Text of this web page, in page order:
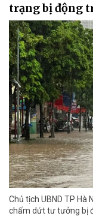
trạng bị động
Chủ tịch UBND TP Hà
chấm dứt tư tưởng bị